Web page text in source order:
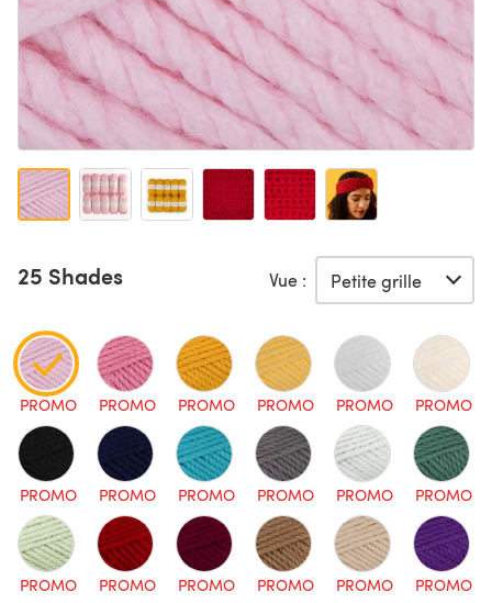
25 Shades Vue :
PROMO PROMO PROMO PROMO PROMO PROMO
PROMO PROMO PROMO PROMO PROMO PROMO
PROMO PROMO PROMO PROMO PROMO PROMO